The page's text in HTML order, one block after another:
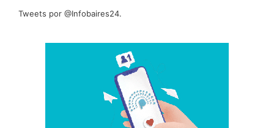
Tweets por @Infobaires24.